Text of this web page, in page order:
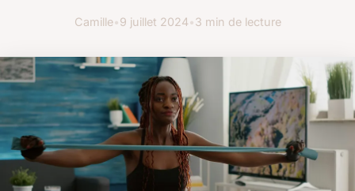
Camille•9 juillet 2024•3 min de lecture